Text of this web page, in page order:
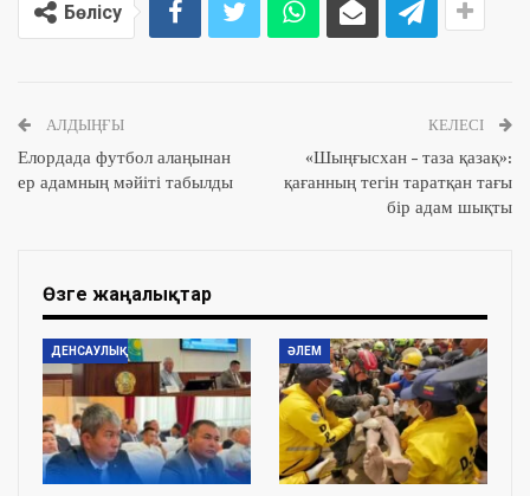
Бөлісу
АЛДЫҢҒЫ
Елордада футбол алаңынан
ер адамның мәйіті табылды
КЕЛЕСІ
«Шыңғысхан – таза қазақ»:
қағанның тегін таратқан тағы
бір адам шықты
Өзге жаңалықтар
ДЕНСАУЛЫҚ ӘЛЕМ